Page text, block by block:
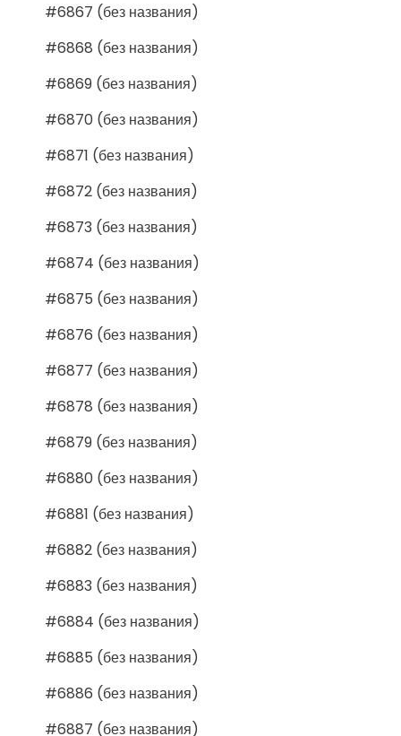
#6867 (без названия)
#6868 (без названия)
#6869 (без названия)
#6870 (без названия)
#6871 (без названия)
#6872 (без названия)
#6873 (без названия)
#6874 (без названия)
#6875 (без названия)
#6876 (без названия)
#6877 (без названия)
#6878 (без названия)
#6879 (без названия)
#6880 (без названия)
#6881 (без названия)
#6882 (без названия)
#6883 (без названия)
#6884 (без названия)
#6885 (без названия)
#6886 (без названия)
#6887 (без названия)